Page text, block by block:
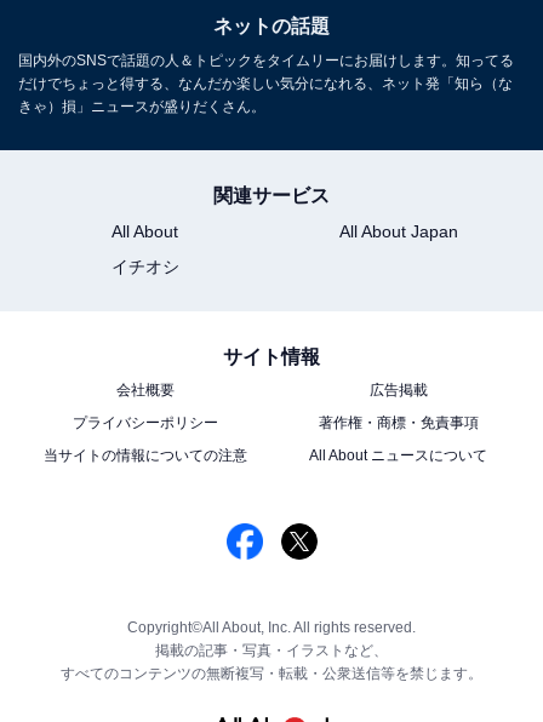
ネットの話題
国内外のSNSで話題の人＆トピックをタイムリーにお届けします。知ってる
だけでちょっと得する、なんだか楽しい気分になれる、ネット発「知ら（な
きゃ）損」ニュースが盛りだくさん。
関連サービス
All About
All About Japan
イチオシ
サイト情報
会社概要
広告掲載
プライバシーポリシー
著作権・商標・免責事項
当サイトの情報についての注意
All About ニュースについて
Copyright©All About, Inc. All rights reserved.
掲載の記事・写真・イラストなど、
すべてのコンテンツの無断複写・転載・公衆送信等を禁じます。